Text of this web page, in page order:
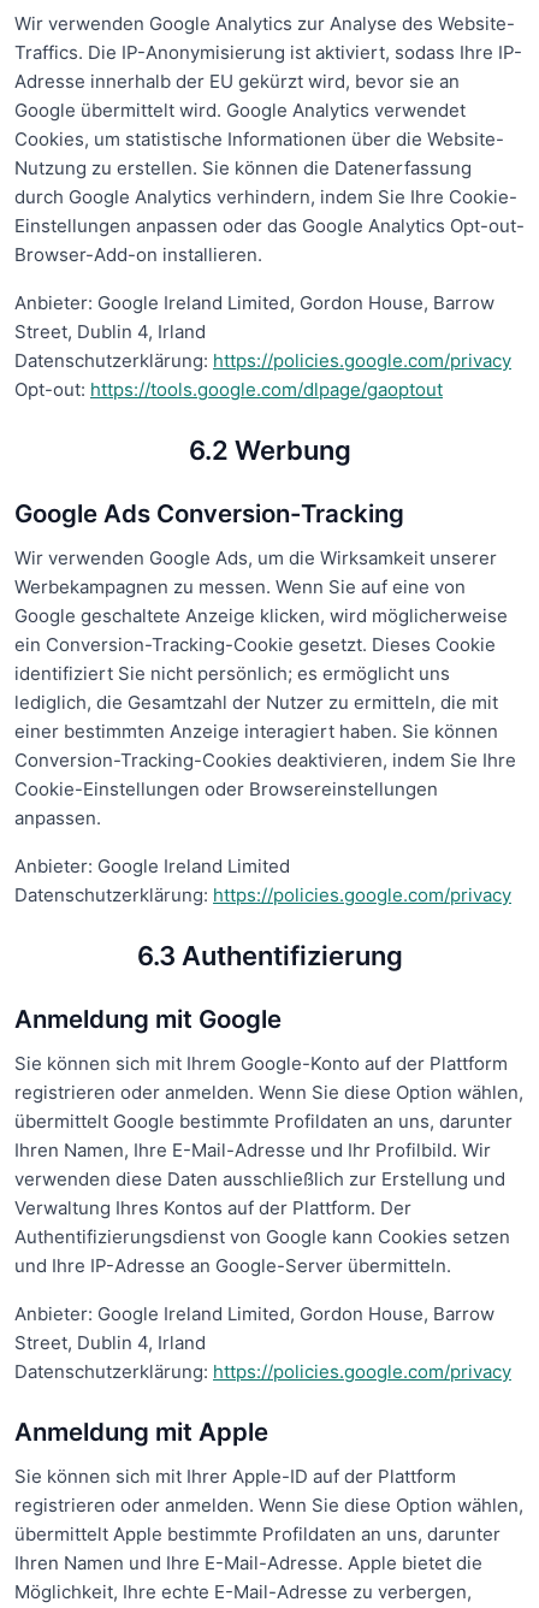
Wir verwenden Google Analytics zur Analyse des Website-
Traffics. Die IP-Anonymisierung ist aktiviert, sodass Ihre IP-
Adresse innerhalb der EU gekürzt wird, bevor sie an
Google übermittelt wird. Google Analytics verwendet
Cookies, um statistische Informationen über die Website-
Nutzung zu erstellen. Sie können die Datenerfassung
durch Google Analytics verhindern, indem Sie Ihre Cookie-
Einstellungen anpassen oder das Google Analytics Opt-out-
Browser-Add-on installieren.
Anbieter: Google Ireland Limited, Gordon House, Barrow
Street, Dublin 4, Irland
Datenschutzerklärung: https://policies.google.com/privacy
Opt-out: https://tools.google.com/dlpage/gaoptout
6.2 Werbung
Google Ads Conversion-Tracking
Wir verwenden Google Ads, um die Wirksamkeit unserer
Werbekampagnen zu messen. Wenn Sie auf eine von
Google geschaltete Anzeige klicken, wird möglicherweise
ein Conversion-Tracking-Cookie gesetzt. Dieses Cookie
identifiziert Sie nicht persönlich; es ermöglicht uns
lediglich, die Gesamtzahl der Nutzer zu ermitteln, die mit
einer bestimmten Anzeige interagiert haben. Sie können
Conversion-Tracking-Cookies deaktivieren, indem Sie Ihre
Cookie-Einstellungen oder Browsereinstellungen
anpassen.
Anbieter: Google Ireland Limited
Datenschutzerklärung: https://policies.google.com/privacy
6.3 Authentifizierung
Anmeldung mit Google
Sie können sich mit Ihrem Google-Konto auf der Plattform
registrieren oder anmelden. Wenn Sie diese Option wählen,
übermittelt Google bestimmte Profildaten an uns, darunter
Ihren Namen, Ihre E-Mail-Adresse und Ihr Profilbild. Wir
verwenden diese Daten ausschließlich zur Erstellung und
Verwaltung Ihres Kontos auf der Plattform. Der
Authentifizierungsdienst von Google kann Cookies setzen
und Ihre IP-Adresse an Google-Server übermitteln.
Anbieter: Google Ireland Limited, Gordon House, Barrow
Street, Dublin 4, Irland
Datenschutzerklärung: https://policies.google.com/privacy
Anmeldung mit Apple
Sie können sich mit Ihrer Apple-ID auf der Plattform
registrieren oder anmelden. Wenn Sie diese Option wählen,
übermittelt Apple bestimmte Profildaten an uns, darunter
Ihren Namen und Ihre E-Mail-Adresse. Apple bietet die
Möglichkeit, Ihre echte E-Mail-Adresse zu verbergen,